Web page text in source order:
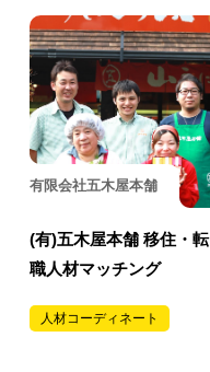
有限会社五木屋本舗
(有)五木屋本舗 移住・転
職人材マッチング
人材コーディネート